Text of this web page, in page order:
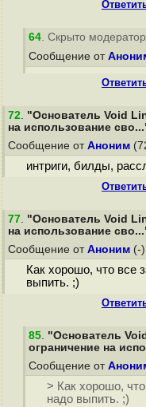
64. Скрыто
Сообщение от
72. "Основатель Void
на использование
Сообщение от Аноним
интриги, билды,
77. "Основатель Void
на использование
Сообщение от Аноним (-
Как хорошо, что все
выпить. ;)
85. "Основатель
ограничение на
Сообщение от
> Как хорошо,
надо выпить. ;)